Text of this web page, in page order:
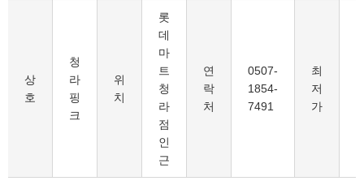
상
호
청
라
핑
크
위
치
롯
데
마
트
청
라
점
인
근
연
락
처
0507-
1854-
7491
최
저
가